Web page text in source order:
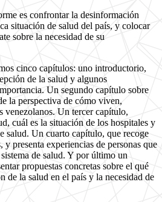
es confrontar la desinformación
situación de salud del país, y colocar
sobre la necesidad de su
cinco capítulos: uno introductorio,
de la salud y algunos
Un segundo capítulo sobre
la perspectiva de cómo viven,
venezolanos. Un tercer capítulo,
cuál es la situación de los hospitales y
salud. Un cuarto capítulo, que recoge
y presenta experiencias de personas que
de salud. Y por último un
propuestas concretas sobre el qué
de la salud en el país y la necesidad de